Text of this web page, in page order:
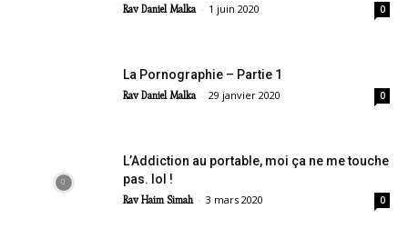
Rav Daniel Malka - 1 juin 2020 0
La Pornographie – Partie 1
Rav Daniel Malka - 29 janvier 2020 0
L’Addiction au portable, moi ça ne me touche
pas. lol !
Rav Haim Simah - 3 mars 2020 0